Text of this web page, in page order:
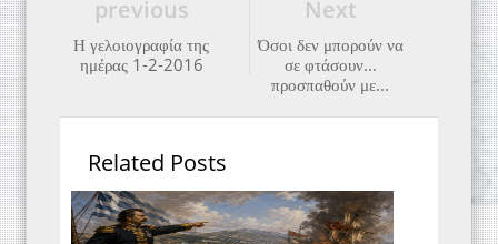
Next
Όσοι δεν μπορούν να
σε φτάσουν...
προσπαθούν με...
previous
Η γελοιογραφία της
ημέρας 1-2-2016
Related Posts